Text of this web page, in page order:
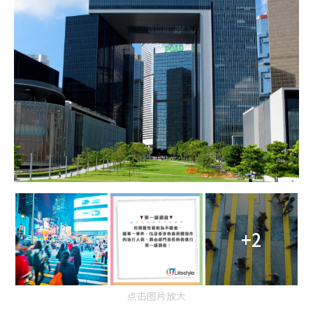
+2
点击图片放大